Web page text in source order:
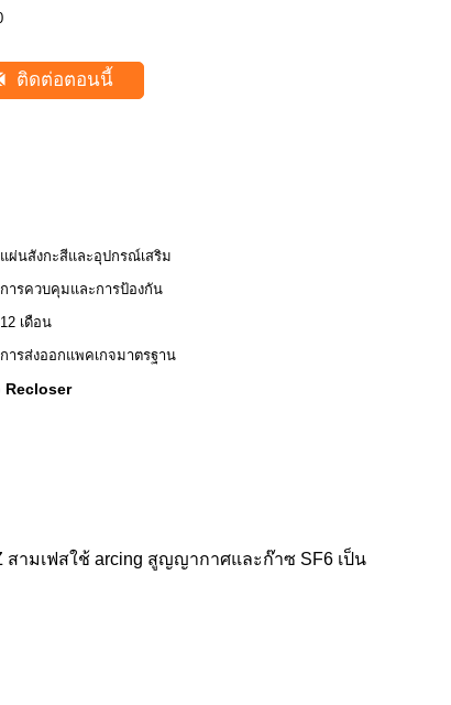
ติดต่อตอนนี้
แผ่นสังกะสีและอุปกรณ์เสริม
การควบคุมและการป้องกัน
12 เดือน
การส่งออกแพคเกจมาตรฐาน
Recloser
สามเฟสใช้ arcing สูญญากาศและก๊าซ SF6 เป็น